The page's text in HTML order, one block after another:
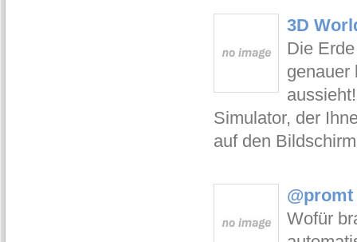
3D
Die
genauer
Simulator, der
auf den
Wofür